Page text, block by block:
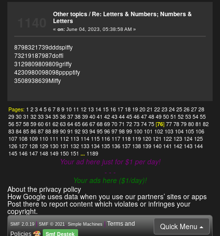
Other topics/Re: Letters & Numbers; Numbers &
Letters
« on:June 04, 2023, 05:38:58 AM »
8798321739dddspiffy
73219187987doffi
3129809809809griffy
4230980098098pppptify
3508938639Miffy
Pages: 1 2 3 4 5 6 7 8 9 10 11 12 13 14 15 16 17 18 19 20 21 22 23 24 25 26 27 28
29 30 31 32 33 34 35 36 37 38 39 40 41 42 43 44 45 46 47 48 49 50 51 52 53 54 55
56 57 58 59 60 61 62 63 64 65 66 67 68 69 70 71 72 73 74 75 [76]77 78 79 80 81 82
83 84 85 86 87 88 89 90 91 92 93 94 95 96 97 98 99 100 101 102 103 104 105 106
107 108 109 110 111 112 113 114 115 116 117 118 119 120 121 122 123 124 125
126 127 128 129 130 131 132 133 134 135 136 137 138 139 140 141 142 143 144
145 146 147 148 149 150 151 ... 1189
Your ad here just for $1 per day!
- - -
Your ads here ($1/day)!
About the privacy policy
How Google uses data when you use our partners’ sites or apps
Post there to report content which violates or infringes your
copyright.
Quick Menu
SMF 2.0.19 | SMF © 2021 Simple Machines | Terms and
Policies
Smf Destek